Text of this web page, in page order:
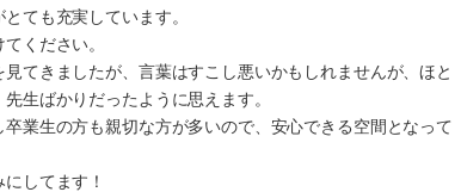
ても充実しています。
ください。
てきましたが、言葉はすこし悪いかもしれませんが、ほと
生ばかりだったように思えます。
業生の方も親切な方が多いので、安心できる空間となって
してます！